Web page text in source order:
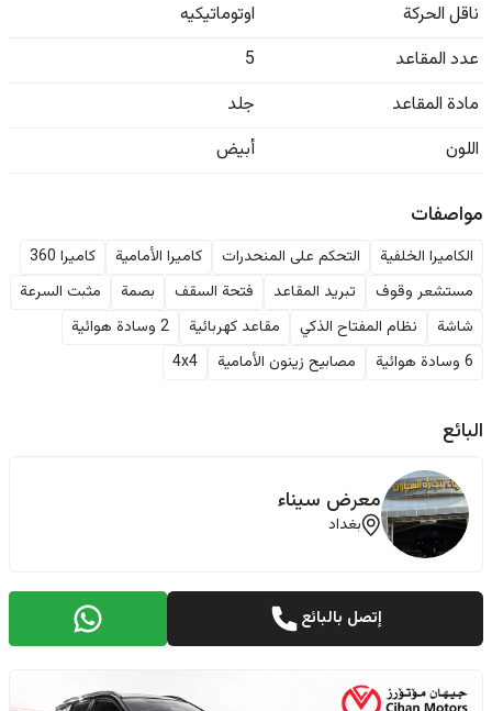
ناقل الحركة
اوتوماتيكيه
عدد المقاعد
5
مادة المقاعد
جلد
اللون
أبيض
مواصفات
الكاميرا الخلفية التحكم على المنحدرات كاميرا الأمامية
كاميرا 360
مستشعر وقوف
تبريد المقاعد فتحة السقف بصمة
مثبت السرعة
شاشة
نظام المفتاح الذكي مقاعد كهربائية
2 وسادة هوائية
6 وسادة هوائية
مصابيح زينون الأمامية 4x4
البائع
معرض سيناء
بغداد
إتصل بالبائع